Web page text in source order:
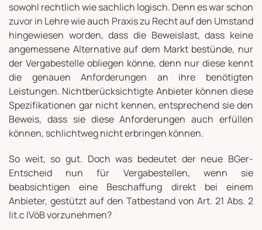
sowohl rechtlich wie sachlich logisch. Denn es war schon
zuvor in Lehre wie auch Praxis zu Recht auf den Umstand
hingewiesen worden, dass die Beweislast, dass keine
angemessene Alternative auf dem Markt bestünde, nur
der Vergabestelle obliegen könne, denn nur diese kennt
die genauen Anforderungen an ihre benötigten
Leistungen. Nichtberücksichtigte Anbieter können diese
Spezifikationen gar nicht kennen, entsprechend sie den
Beweis, dass sie diese Anforderungen auch erfüllen
können, schlichtweg nicht erbringen können.
So weit, so gut. Doch was bedeutet der neue BGer-
Entscheid nun für Vergabestellen, wenn sie
beabsichtigen eine Beschaffung direkt bei einem
Anbieter, gestützt auf den Tatbestand von Art. 21 Abs. 2
lit.c IVöB vorzunehmen?